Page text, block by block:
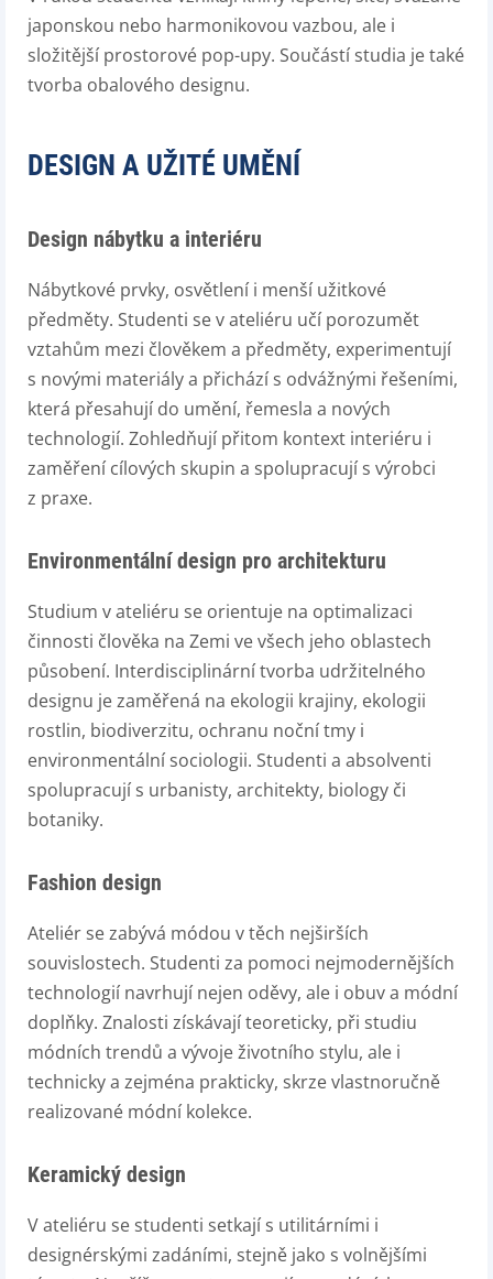
japonskou nebo harmonikovou vazbou, ale i
složitější prostorové pop-upy. Součástí studia je také
tvorba obalového designu.
DESIGN A UŽITÉ UMĚNÍ
Design nábytku a interiéru
Nábytkové prvky, osvětlení i menší užitkové
předměty. Studenti se v ateliéru učí porozumět
vztahům mezi člověkem a předměty, experimentují
s novými materiály a přichází s odvážnými řešeními,
která přesahují do umění, řemesla a nových
technologií. Zohledňují přitom kontext interiéru i
zaměření cílových skupin a spolupracují s výrobci
z praxe.
Environmentální design pro architekturu
Studium v ateliéru se orientuje na optimalizaci
činnosti člověka na Zemi ve všech jeho oblastech
působení. Interdisciplinární tvorba udržitelného
designu je zaměřená na ekologii krajiny, ekologii
rostlin, biodiverzitu, ochranu noční tmy i
environmentální sociologii. Studenti a absolventi
spolupracují s urbanisty, architekty, biology či
botaniky.
Fashion design
Ateliér se zabývá módou v těch nejširších
souvislostech. Studenti za pomoci nejmodernějších
technologií navrhují nejen oděvy, ale i obuv a módní
doplňky. Znalosti získávají teoreticky, při studiu
módních trendů a vývoje životního stylu, ale i
technicky a zejména prakticky, skrze vlastnoručně
realizované módní kolekce.
Keramický design
V ateliéru se studenti setkají s utilitárními i
designérskými zadáními, stejně jako s volnějšími